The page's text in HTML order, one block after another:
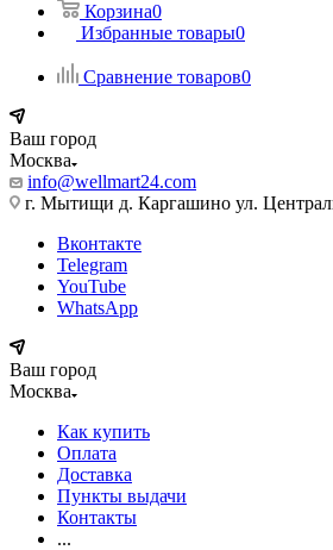
Корзина0
Избранные товары0
Сравнение товаров0
Ваш город
Москва
info@wellmart24.com
г. Мытищи д. Каргашино ул.
Вконтакте
Telegram
YouTube
WhatsApp
Ваш город
Москва
Как купить
Оплата
Доставка
Пункты выдачи
Контакты
...